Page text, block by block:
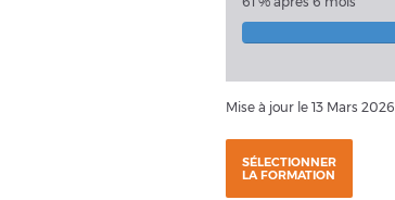
Mise à jour le 13 Mars 2026
SÉLECTIONNER
LA FORMATION